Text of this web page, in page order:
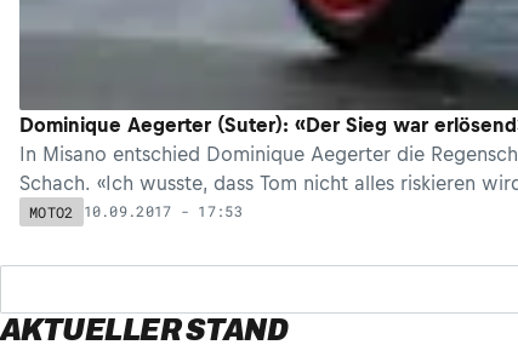
Dominique Aegerter (Suter): «Der Sieg war
In Misano entschied Dominique Aegerter die
Schach. «Ich wusste, dass Tom nicht alles riskieren
MOTO2 10.09.2017 - 17:53
AKTUELLER STAND